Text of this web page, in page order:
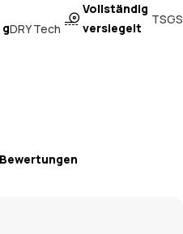
gDRY Tech
Vollständig
versiegelt
TSGS
Bewertungen